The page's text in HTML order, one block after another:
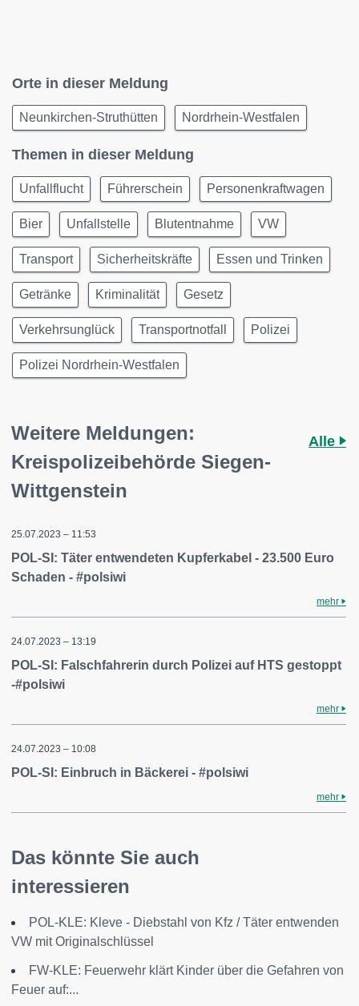
Orte in dieser Meldung
Neunkirchen-Struthütten Nordrhein-Westfalen
Themen in dieser Meldung
Unfallflucht Führerschein Personenkraftwagen
Bier Unfallstelle Blutentnahme VW
Transport Sicherheitskräfte Essen und Trinken
Getränke Kriminalität Gesetz
Verkehrsunglück Transportnotfall Polizei
Polizei Nordrhein-Westfalen
Weitere Meldungen:
Kreispolizeibehörde Siegen-
Wittgenstein
Alle
25.07.2023 – 11:53
POL-SI: Täter entwendeten Kupferkabel - 23.500 Euro
Schaden - #polsiwi
mehr
24.07.2023 – 13:19
POL-SI: Falschfahrerin durch Polizei auf HTS gestoppt
-#polsiwi
mehr
24.07.2023 – 10:08
POL-SI: Einbruch in Bäckerei - #polsiwi
mehr
Das könnte Sie auch
interessieren
POL-KLE: Kleve - Diebstahl von Kfz / Täter entwenden
VW mit Originalschlüssel
FW-KLE: Feuerwehr klärt Kinder über die Gefahren von
Feuer auf:...